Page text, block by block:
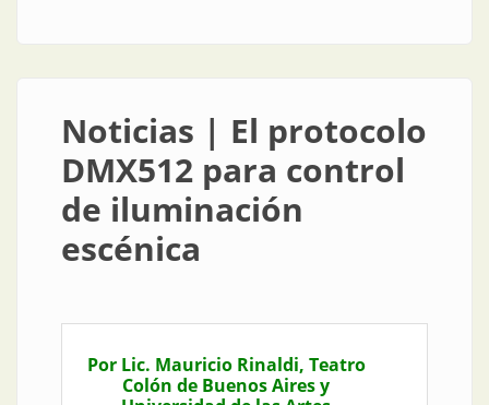
Noticias | El protocolo
DMX512 para control
de iluminación
escénica
Por Lic. Mauricio Rinaldi, Teatro
Colón de Buenos Aires y